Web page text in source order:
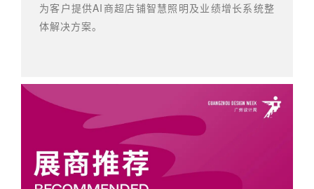
为客户提供AI商超店铺智慧照明及业绩增长系统整
体解决方案。